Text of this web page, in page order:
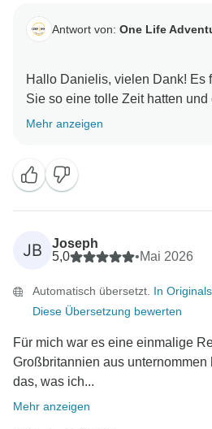
Antwort von: One Life
Hallo Danielis, vielen Dank! Es
Sie so eine tolle Zeit hatten
Reise für Sie so unvergesslich
allgemeine Stimmung gefallen
Wandern ist definitiv echt ????).
darauf, Sie bei Ihrem nächsten
begrüßen zu dürfen!
Mehr anzeigen
JB
Joseph
5,0
•Mai 2026
Automatisch übersetzt. In
Diese Übersetzung bewerten
Für mich war es eine einmalige
Großbritannien aus unternommen
das, was ich...
Mehr anzeigen